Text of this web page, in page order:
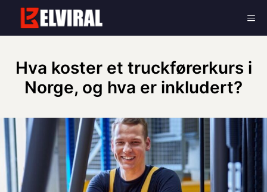
content
Hva koster et truckførerkurs i
Norge, og hva er inkludert?